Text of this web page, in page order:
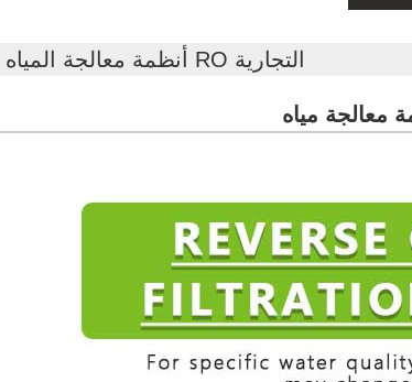
أنظمة معالجة المياه RO التجارية